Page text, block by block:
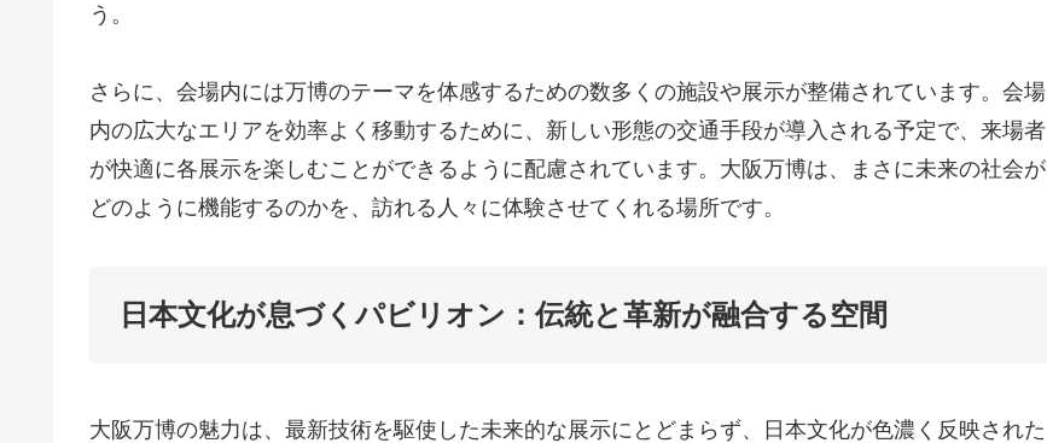
う。
さらに、会場内には万博のテーマを体感するための数多くの施設や展示が整備されています。会場
内の広大なエリアを効率よく移動するために、新しい形態の交通手段が導入される予定で、来場者
が快適に各展示を楽しむことができるように配慮されています。大阪万博は、まさに未来の社会が
どのように機能するのかを、訪れる人々に体験させてくれる場所です。
日本文化が息づくパビリオン：伝統と革新が融合する空間
大阪万博の魅力は、最新技術を駆使した未来的な展示にとどまらず、日本文化が色濃く反映された